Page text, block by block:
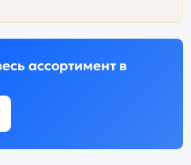
ассортимент в